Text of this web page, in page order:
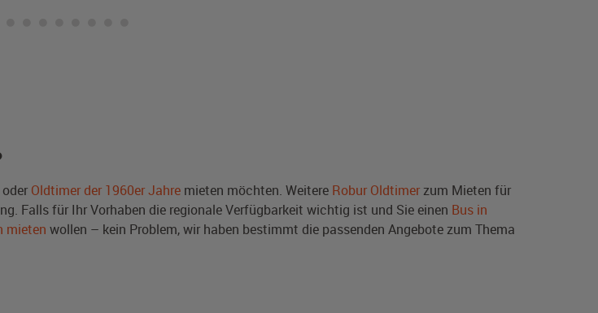
oder Oldtimer der 1960er Jahre mieten möchten. Weitere Robur Oldtimer zum Mieten für
Falls für Ihr Vorhaben die regionale Verfügbarkeit wichtig ist und Sie einen Bus in
mieten wollen – kein Problem, wir haben bestimmt die passenden Angebote zum Thema